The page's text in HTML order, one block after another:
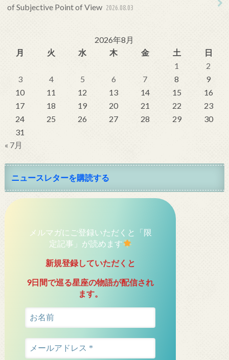
of Subjective Point of View 2026.08.03
2026年8月
月
火 水 木 金 土
日
1
2
3
4 5 6 7 8
9
10
11 12 13 14 15
16
17
18 19 20 21 22
23
24
25 26 27 28 29
30
31
« 7月
ニュースレターを購読する
メルマガにご登録いただくと「限
定記事」が読めます
新規登録していただくと
9日間で巡る星座の物語が配信され
ます。